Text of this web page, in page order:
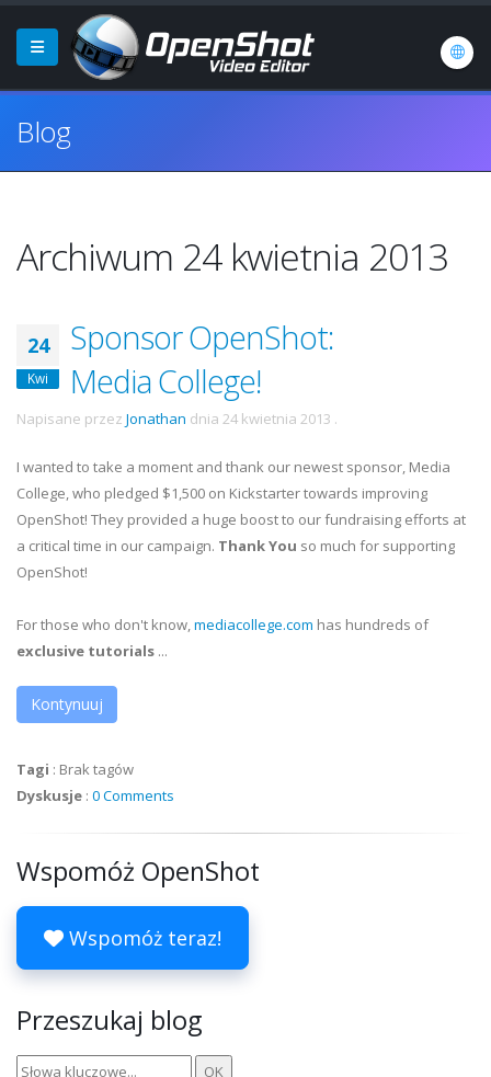
Blog
Archiwum 24 kwietnia 2013
24
Kwi
Sponsor OpenShot:
Media College!
Napisane przez Jonathan dnia 24 kwietnia 2013 .
I wanted to take a moment and thank our newest sponsor, Media
College, who pledged $1,500 on Kickstarter towards improving
OpenShot! They provided a huge boost to our fundraising efforts at
a critical time in our campaign. Thank You so much for supporting
OpenShot!
For those who don't know,mediacollege.com has hundreds of
exclusive tutorials ...
Kontynuuj
Tagi : Brak tagów
Dyskusje : 0 Comments
Wspomóż OpenShot
Wspomóż teraz!
Przeszukaj blog